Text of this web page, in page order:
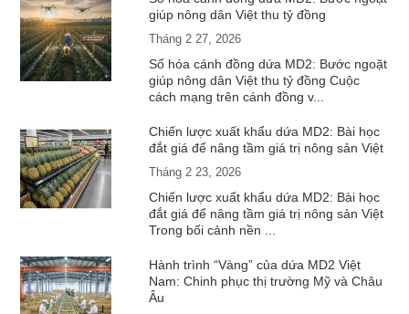
giúp nông dân Việt thu tỷ đồng
Tháng 2 27, 2026
Số hóa cánh đồng dứa MD2: Bước ngoặt
giúp nông dân Việt thu tỷ đồng Cuộc
cách mạng trên cánh đồng v...
Chiến lược xuất khẩu dứa MD2: Bài học
đắt giá để nâng tầm giá trị nông sản Việt
Tháng 2 23, 2026
Chiến lược xuất khẩu dứa MD2: Bài học
đắt giá để nâng tầm giá trị nông sản Việt
Trong bối cảnh nền ...
Hành trình “Vàng” của dứa MD2 Việt
Nam: Chinh phục thị trường Mỹ và Châu
Âu